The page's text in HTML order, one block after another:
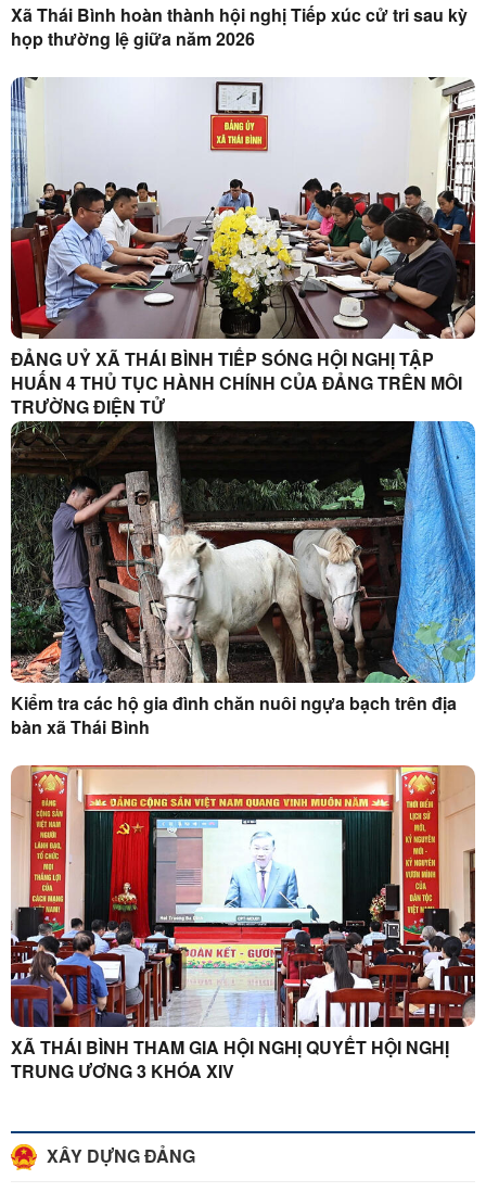
Xã Thái Bình hoàn thành hội nghị Tiếp xúc cử tri sau kỳ
họp thường lệ giữa năm 2026
ĐẢNG UỶ XÃ THÁI BÌNH TIẾP SÓNG HỘI NGHỊ TẬP
HUẤN 4 THỦ TỤC HÀNH CHÍNH CỦA ĐẢNG TRÊN MÔI
TRƯỜNG ĐIỆN TỬ
Kiểm tra các hộ gia đình chăn nuôi ngựa bạch trên địa
bàn xã Thái Bình
XÃ THÁI BÌNH THAM GIA HỘI NGHỊ QUYẾT HỘI NGHỊ
TRUNG ƯƠNG 3 KHÓA XIV
XÂY DỰNG ĐẢNG